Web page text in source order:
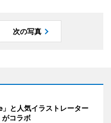
次の写真
と人気イラストレーター
がコラボ